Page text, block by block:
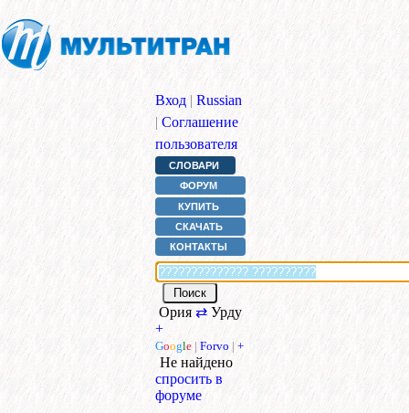
Вход | Russian
| Соглашение
пользователя
СЛОВАРИ
ФОРУМ
КУПИТЬ
СКАЧАТЬ
КОНТАКТЫ
Ория ⇄ Урду
+
Google | Forvo | +
Не найдено
спросить в
форуме